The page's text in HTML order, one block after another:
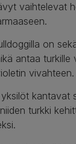
vaihtelevat
on
antaa turkille
vivahteen.
kantavat
turkki